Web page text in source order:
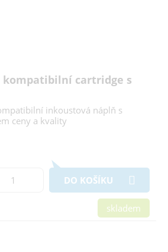
kompatibilní cartridge s
inkoustová náplň s
ceny a kvality
DO KOŠÍKU
skladem